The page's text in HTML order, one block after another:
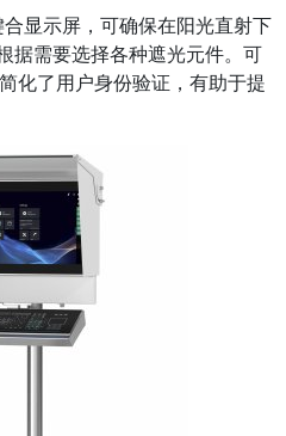
显示屏，可确保在阳光直射下
据需要选择各种遮光元件。可
化了用户身份验证，有助于提